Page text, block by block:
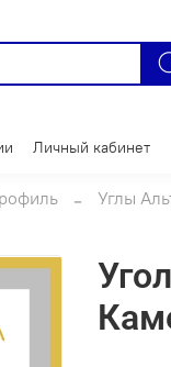
Личный кабинет
Углы